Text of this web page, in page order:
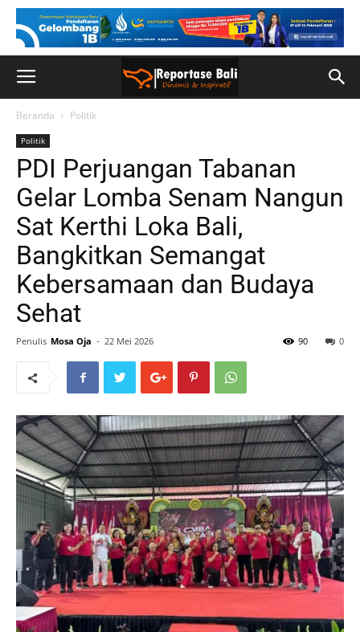
Beranda Politik
Politik
PDI Perjuangan Tabanan
Gelar Lomba Senam Nangun
Sat Kerthi Loka Bali,
Bangkitkan Semangat
Kebersamaan dan Budaya
Sehat
Penulis Mosa Oja - 22 Mei 2026 0
90